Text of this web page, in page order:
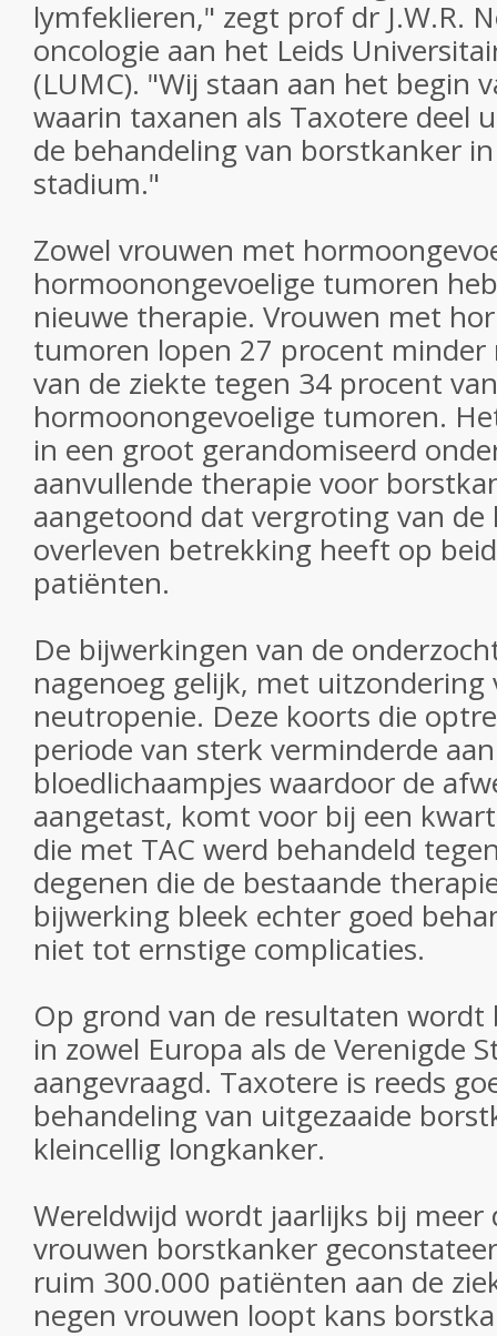
lymfeklieren," zegt prof dr J.W.R.
oncologie aan het Leids
(LUMC). "Wij staan aan het begin
waarin taxanen als Taxotere deel
de behandeling van borstkanker
stadium."
Zowel vrouwen met
hormoonongevoelige tumoren
nieuwe therapie. Vrouwen met
tumoren lopen 27 procent minder
van de ziekte tegen 34 procent
hormoonongevoelige tumoren.
in een groot gerandomiseerd
aanvullende therapie voor
aangetoond dat vergroting van de
overleven betrekking heeft op
patiënten.
De bijwerkingen van de
nagenoeg gelijk, met uitzondering
neutropenie. Deze koorts die
periode van sterk verminderde
bloedlichaampjes waardoor de
aangetast, komt voor bij een
die met TAC werd behandeld
degenen die de bestaande
bijwerking bleek echter goed
niet tot ernstige complicaties.
Op grond van de resultaten wordt
in zowel Europa als de Verenigde
aangevraagd. Taxotere is reeds
behandeling van uitgezaaide
kleincellig longkanker.
Wereldwijd wordt jaarlijks bij meer
vrouwen borstkanker
ruim 300.000 patiënten aan de
negen vrouwen loopt kans